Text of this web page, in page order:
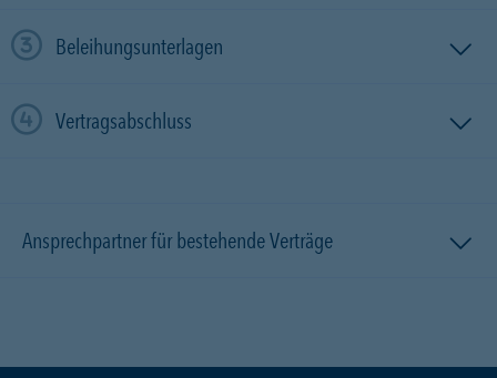
Beleihungsunterlagen
Vertragsabschluss
Ansprechpartner für bestehende Verträge